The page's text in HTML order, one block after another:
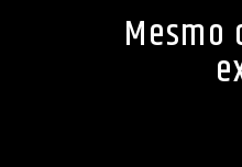
Mesmo